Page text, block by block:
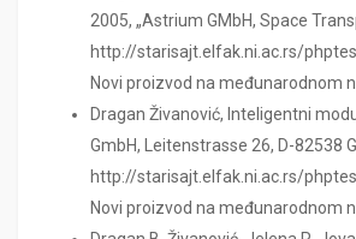
2005, „Astrium GMbH, Space
http://starisajt.elfak.ni.ac.rs/
Novi proizvod na međunarodnom
Dragan Živanović, Inteligentni
GmbH, Leitenstrasse 26, D-82538
http://starisajt.elfak.ni.ac.rs/
Novi proizvod na međunarodnom